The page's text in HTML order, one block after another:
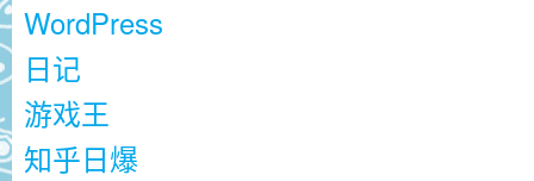
WordPress
日记
游戏王
知乎日爆